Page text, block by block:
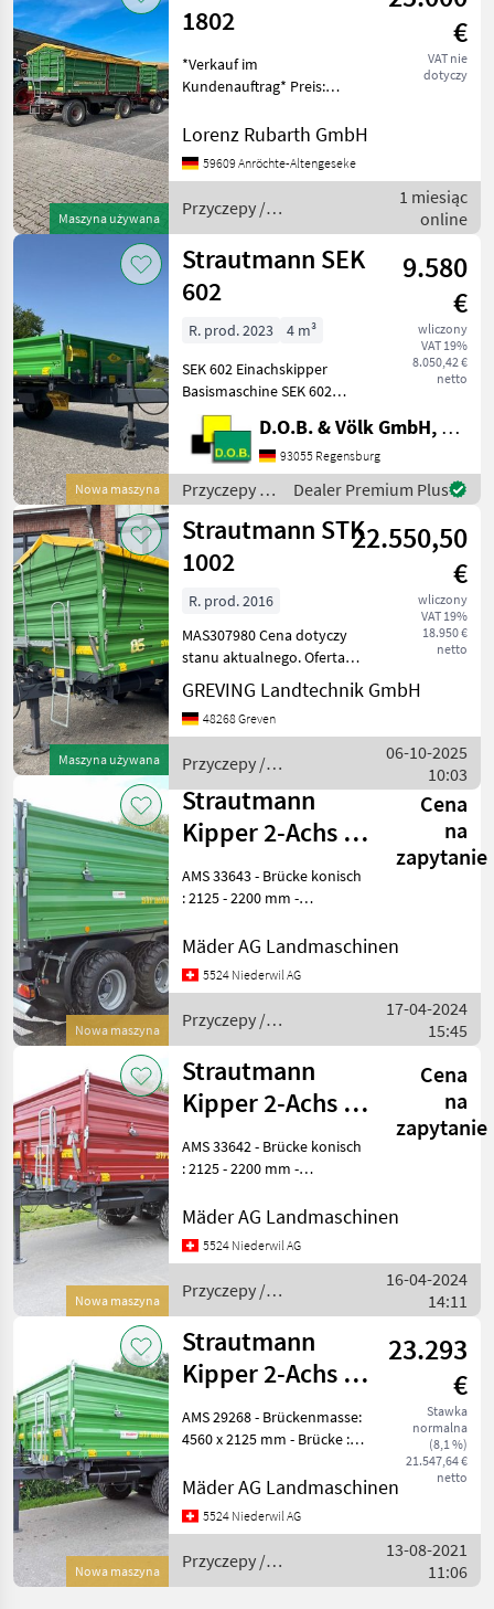
Maszyna używana
1802
€
VAT nie
dotyczy
*Verkauf im
Kundenauftrag* Preis:
2012 gebrauchter
18.000 kg zulässiges
Leitungs Druck
Lorenz Rubarth GmbH
59609 Anröchte-Altengeseke
Przyczepy /
Strautmann
1 miesiąc
online
Nowa maszyna
Strautmann SEK
602
9.580
€
wliczony
VAT 19%
8.050,42 €
netto
R. prod. 2023
4 m³
SEK 602 Einachskipper
Basismaschine SEK 602
Einzel-Betriebserlaubnis 25
km/h Länderausrüstung DE
25km/h Einzelachse mit
Auflaufbremse für
Rückfahrautomatik 25km/h
D.O.B. & Völk GmbH, Filiale Regensburg
93055 Regensburg
Przyczepy /
Strautmann
Dealer Premium Plus
Maszyna używana
Strautmann STK
1002
22.550,50
€
wliczony
VAT 19%
18.950 €
netto
R. prod. 2016
MAS307980 Cena dotyczy
stanu aktualnego. Oferta
nie jest wiążąca.
Zastrzegamy sobie prawo
do błędów, zmian oraz
Wszystkie informacje
podano
GREVING Landtechnik GmbH
48268 Greven
Przyczepy /
Strautmann
06-10-2025
10:03
Nowa maszyna
Strautmann
Kipper 2-Achs 3-
Seit STK 1402
Luft
Cena
na
zapytanie
AMS 33643 - Brücke konisch
: 2125 - 2200 mm -
Gesamtlänge : 6360 mm -
Gesamthöhe : 2380 mm -
Mäder AG Landmaschinen
5524 Niederwil AG
Przyczepy /
Strautmann
17-04-2024
15:45
Nowa maszyna
Strautmann
Kipper 2-Achs 3-
Seit STK 1402
Luft
Cena
na
zapytanie
AMS 33642 - Brücke konisch
: 2125 - 2200 mm -
Gesamtlänge : 6360 mm -
Gesamthöhe : 2380 mm -
Mäder AG Landmaschinen
5524 Niederwil AG
Przyczepy /
Strautmann
16-04-2024
14:11
Nowa maszyna
Strautmann
Kipper 2-Achs 3-
Seit STK 1302
23.293
€
Stawka
normalna
(8,1 %)
21.547,64 €
netto
AMS 29268 - Brückenmasse:
4560 x 2125 mm - Brücke :
Brückenhöhe : 1180 mm -
Kipplager : zentrale
Mäder AG Landmaschinen
5524 Niederwil AG
Przyczepy /
Strautmann
13-08-2021
11:06